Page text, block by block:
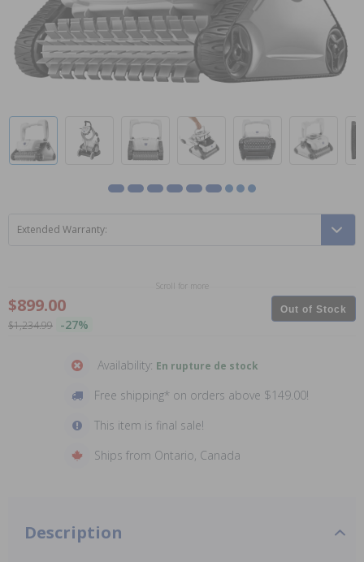
Extended Warranty:
Scroll for more
$899.00
$1,234.99 -27%
Out of Stock
Availability: En rupture de stock
Free shipping* on orders above $149.00!
This item is final sale!
Ships from Ontario, Canada
Description